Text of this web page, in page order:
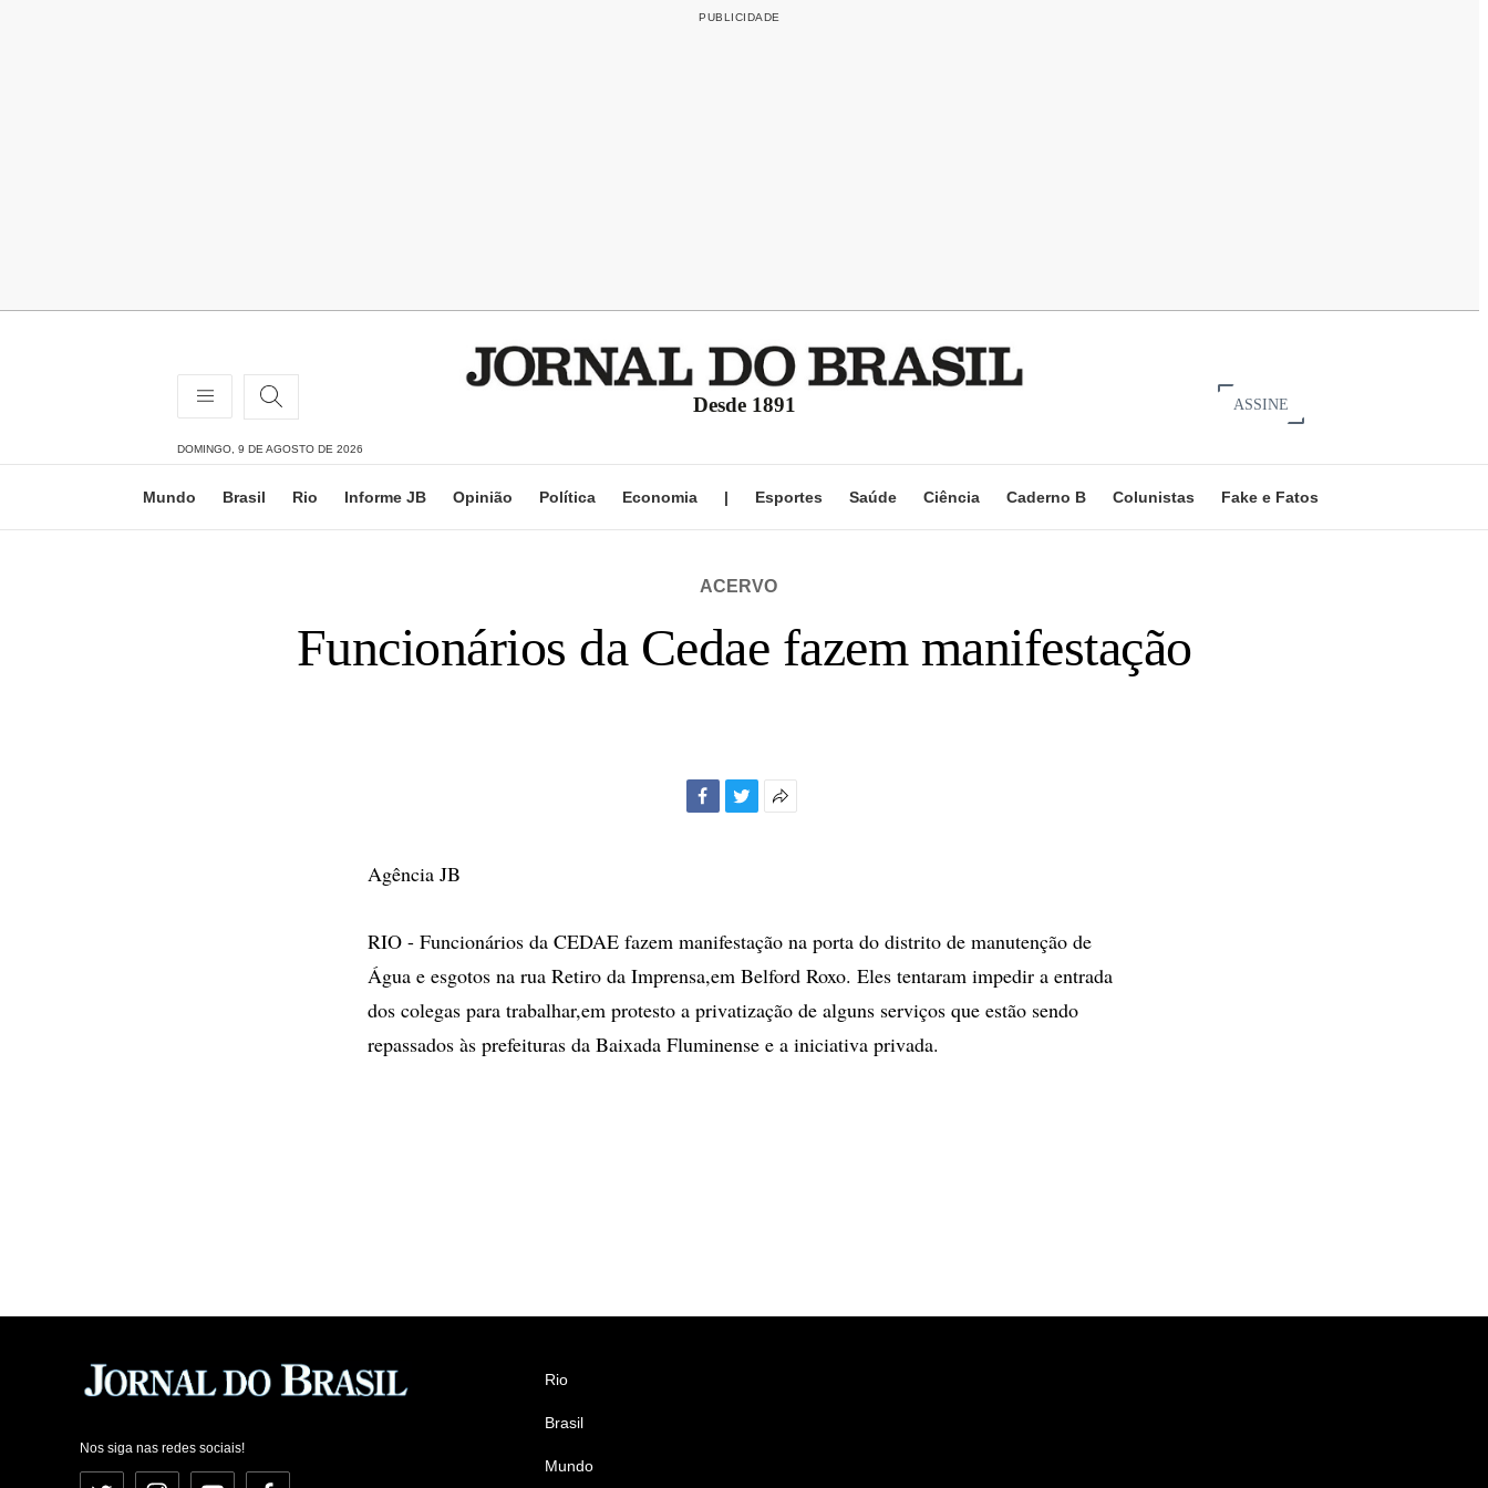
Desde 1891 ASSINE
DOMINGO, 9 DE AGOSTO DE 2026
Mundo Brasil Rio Informe JB Opinião Política Economia | Esportes Saúde Ciência Caderno B Colunistas Fake e Fatos
ACERVO
Funcionários da Cedae fazem manifestação
Agência JB
RIO - Funcionários da CEDAE fazem manifestação na porta do distrito de manutenção de
Água e esgotos na rua Retiro da Imprensa,em Belford Roxo. Eles tentaram impedir a entrada
dos colegas para trabalhar,em protesto a privatização de alguns serviços que estão sendo
repassados às prefeituras da Baixada Fluminense e a iniciativa privada.
Nos siga nas redes sociais!
Rio
Brasil
Mundo